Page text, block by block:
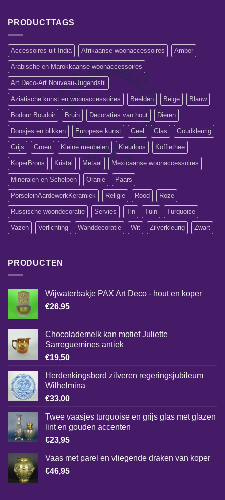
PRODUCTTAGS
Accessoires uit India Afrikaanse woonaccessoires Amber
Arabische en Marokkaanse woonaccessoires
Art Deco-Art Nouveau-Jugendstil
Aziatische kunst en woonaccessoires Beelden Beige Blauw
Bodour Boudoir Bruin Decoraties van hout Dieren
Doosjes en blikken Europese kunst Geel Glas Goudkleurig
Grijs Groen Kleine meubelen Kleurloos Koffiethee
KoperBrons Kristal Metaal Mexicaanse woonaccessoires
Mineralen en Schelpen Oranje Paars
PorseleinAardewerkKeramiek Religie Rood Roze
Russische woondecoratie Servies Tin Tuin Turquoise
Vazen Verlichting Wanddecoratie Wit Zilverkleurig Zwart
PRODUCTEN
Wijwaterbakje PAX Art Deco - hout en koper
€26,95
Chocolademelk kan motief Juliette
Sarreguemines antiek
€19,50
Herdenkingsbord zilveren regeringsjubileum
Wilhelmina
€33,00
Twee vaasjes turquoise en grijs glas met glazen
lint en gouden accenten
€23,95
Vaas met parel en vliegende draken van koper
€46,95